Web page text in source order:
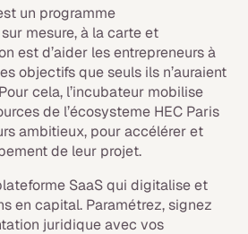
un programme
mesure, à la carte et
est d’aider les entrepreneurs à
objectifs que seuls ils n’auraient
cela, l’incubateur mobilise
de l’écosysteme HEC Paris
ambitieux, pour accélérer et
de leur projet.
SaaS qui digitalise et
en capital. Paramétrez, signez
juridique avec vos